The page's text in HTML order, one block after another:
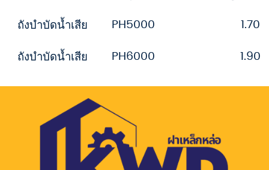
ถังบำบัดน้ำเสีย PH5000 1.70
ถังบำบัดน้ำเสีย PH6000 1.90